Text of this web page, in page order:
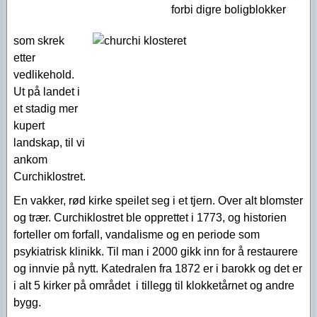
forbi digre boligblokker
som skrek
etter
vedlikehold.
Ut på landet i
et stadig mer
kupert
landskap, til vi
ankom
Curchiklostret.
En vakker, rød kirke speilet seg i et tjern. Over alt blomster
og trær. Curchiklostret ble opprettet i 1773, og historien
forteller om forfall, vandalisme og en periode som
psykiatrisk klinikk. Til man i 2000 gikk inn for å restaurere
og innvie på nytt. Katedralen fra 1872 er i barokk og det er
i alt 5 kirker på området i tillegg til klokketårnet og andre
bygg.